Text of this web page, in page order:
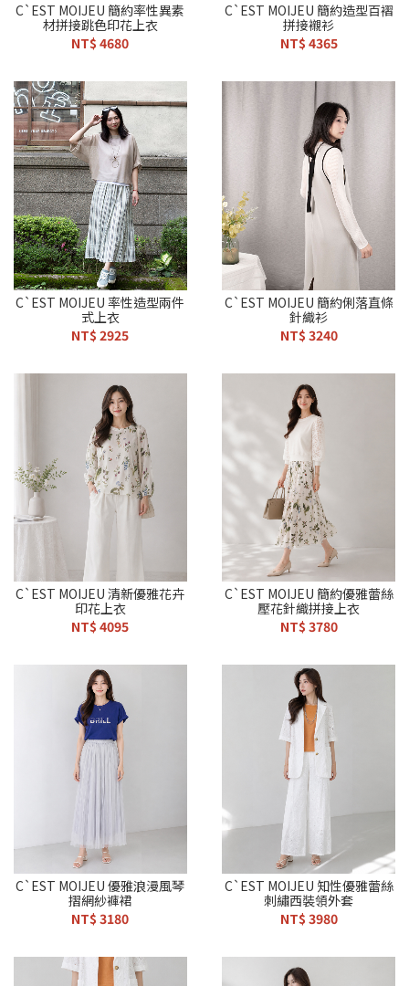
C`EST MOIJEU 簡約率性異素
材拼接跳色印花上衣
NT$ 4680
C`EST MOIJEU 簡約造型百褶
拼接襯衫
NT$ 4365
C`EST MOIJEU 率性造型兩件
式上衣
NT$ 2925
C`EST MOIJEU 簡約俐落直條
針織衫
NT$ 3240
C`EST MOIJEU 清新優雅花卉
印花上衣
NT$ 4095
C`EST MOIJEU 簡約優雅蕾絲
壓花針織拼接上衣
NT$ 3780
C`EST MOIJEU 優雅浪漫風琴
摺網紗褲裙
NT$ 3180
C`EST MOIJEU 知性優雅蕾絲
刺繡西裝領外套
NT$ 3980